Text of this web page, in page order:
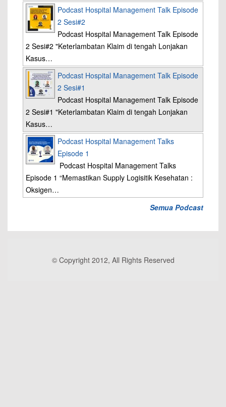
Podcast Hospital Management Talk Episode
2 Sesi#2
Podcast Hospital Management Talk Episode
2 Sesi#2 "Keterlambatan Klaim di tengah Lonjakan
Kasus…
Podcast Hospital Management Talk Episode
2 Sesi#1
Podcast Hospital Management Talk Episode
2 Sesi#1 "Keterlambatan Klaim di tengah Lonjakan
Kasus…
Podcast Hospital Management Talks
Episode 1
Podcast Hospital Management Talks
Episode 1 “Memastikan Supply Logisitik Kesehatan :
Oksigen…
Semua Podcast
© Copyright 2012, All Rights Reserved